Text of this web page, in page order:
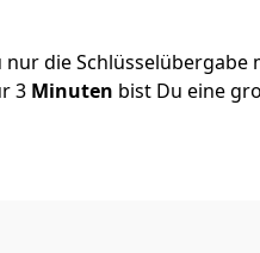
die Schlüsselübergabe
3 Minuten bist Du eine